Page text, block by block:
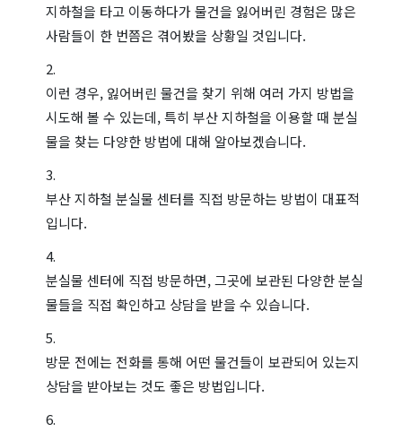
지하철을 타고 이동하다가 물건을 잃어버린 경험은 많은
사람들이 한 번쯤은 겪어봤을 상황일 것입니다.
이런 경우, 잃어버린 물건을 찾기 위해 여러 가지 방법을
시도해 볼 수 있는데, 특히 부산 지하철을 이용할 때 분실
물을 찾는 다양한 방법에 대해 알아보겠습니다.
부산 지하철 분실물 센터를 직접 방문하는 방법이 대표적
입니다.
분실물 센터에 직접 방문하면, 그곳에 보관된 다양한 분실
물들을 직접 확인하고 상담을 받을 수 있습니다.
방문 전에는 전화를 통해 어떤 물건들이 보관되어 있는지
상담을 받아보는 것도 좋은 방법입니다.